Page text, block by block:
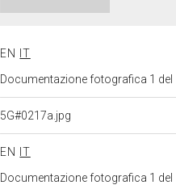
EN
IT
Documentazione fotografica 1
5G#0217a.jpg
EN
IT
Documentazione fotografica 1